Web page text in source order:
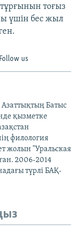
тоғыз
үшін бес жыл
Follow us
Батыс
қызметке
филология
жолын "Уральская
2006-2014
түрлі БАҚ-